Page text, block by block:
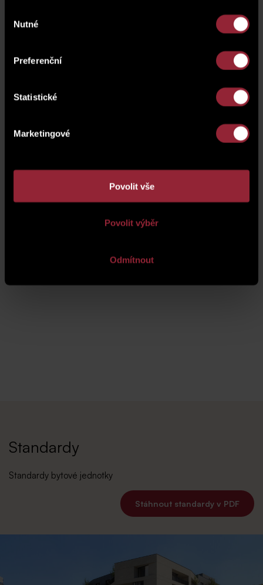
souhlasu
Nutné
Preferenční
Statistické
Marketingové
Povolit vše
Povolit výběr
Odmítnout
Standardy
Standardy bytové jednotky
Stáhnout standardy v PDF